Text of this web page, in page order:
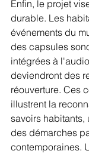
Enfin, le projet
durable. Les
événements du
des capsules
intégrées à
deviendront des
réouverture. Ces
illustrent la
savoirs
des démarches
contemporaines.